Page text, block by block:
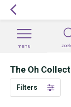
menu
The Oh
Filters